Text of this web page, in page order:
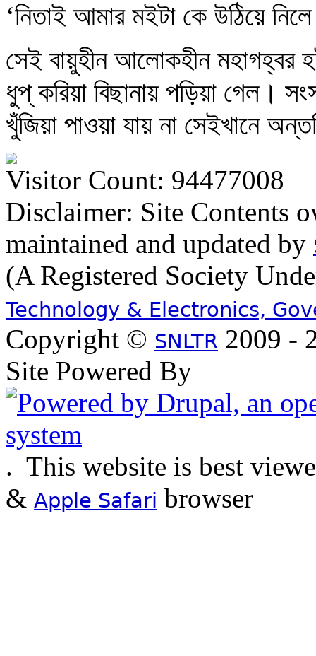
‘নিতাই আমার মইটা কে উঠিয়ে
সেই বায়ুহীন আলোকহীন মহাগহ্বর
ধুপ্‌ করিয়া বিছানায় পড়িয়া গেল।
খুঁজিয়া পাওয়া যায় না সেইখানে
Visitor Count: 94477008
Disclaimer: Site Contents
maintained and updated by
(A Registered Society
Technology & Electronics,
Copyright © SNLTR 2009 -
Site Powered By
. This website is best
& Apple Safari browser